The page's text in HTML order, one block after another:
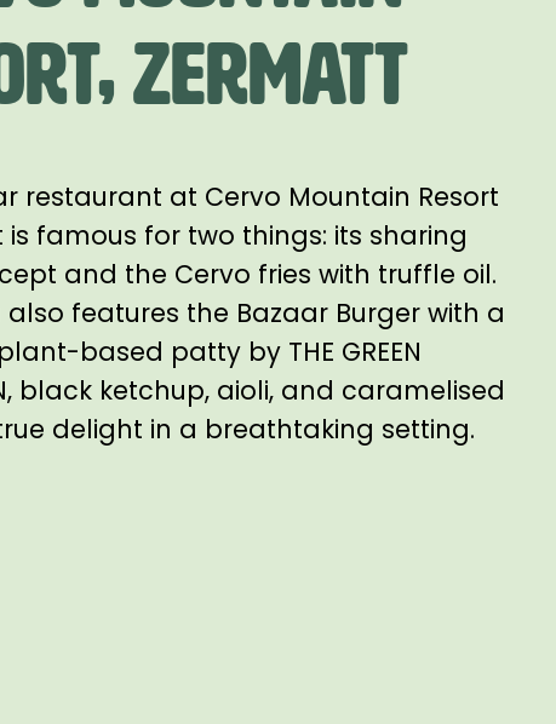
Zermatt
restaurant at Cervo Mountain Resort
is famous for two things: its sharing
and the Cervo fries with truffle oil.
also features the Bazaar Burger with a
based patty by THE GREEN
black ketchup, aioli, and caramelised
delight in a breathtaking setting.